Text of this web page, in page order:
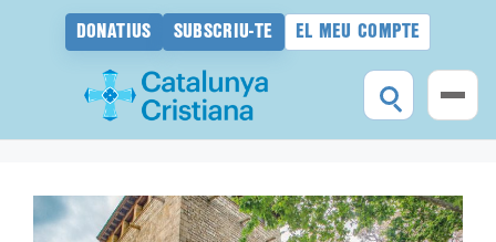
DONATIUS SUBSCRIU-TE EL MEU COMPTE